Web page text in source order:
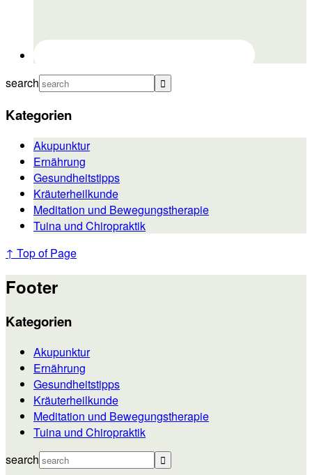
search
Kategorien
Akupunktur
Ernährung
Gesundheitstipps
Kräuterheilkunde
Meditation und Bewegungstherapie
Tuina und Chiropraktik
↑ Top of Page
Footer
Kategorien
Akupunktur
Ernährung
Gesundheitstipps
Kräuterheilkunde
Meditation und Bewegungstherapie
Tuina und Chiropraktik
search